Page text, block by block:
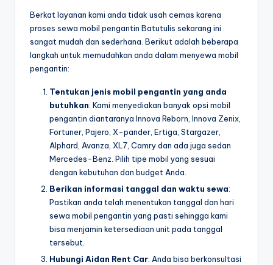
Berkat layanan kami anda tidak usah cemas karena
proses sewa mobil pengantin Batutulis sekarang ini
sangat mudah dan sederhana. Berikut adalah beberapa
langkah untuk memudahkan anda dalam menyewa mobil
pengantin:
Tentukan jenis mobil pengantin yang anda
butuhkan: Kami menyediakan banyak opsi mobil
pengantin diantaranya Innova Reborn, Innova Zenix,
Fortuner, Pajero, X-pander, Ertiga, Stargazer,
Alphard, Avanza, XL7, Camry dan ada juga sedan
Mercedes-Benz. Pilih tipe mobil yang sesuai
dengan kebutuhan dan budget Anda.
Berikan informasi tanggal dan waktu sewa:
Pastikan anda telah menentukan tanggal dan hari
sewa mobil pengantin yang pasti sehingga kami
bisa menjamin ketersediaan unit pada tanggal
tersebut.
Hubungi Aidan Rent Car: Anda bisa berkonsultasi